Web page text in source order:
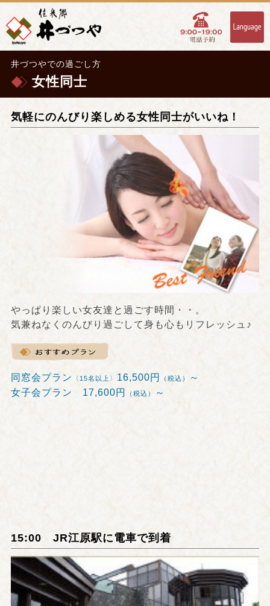
井づつやでの過ごし方
女性同士
気軽にのんびり楽しめる女性同士がいいね！
やっぱり楽しい女友達と過ごす時間・・。
気兼ねなくのんびり過ごして身も心もリフレッシュ♪
同窓会プラン 〈15名以上〉 16,500円 （税込）
～
女子会プラン 17,600円
（税込） ～
15:00 JR江原駅に電車で到着